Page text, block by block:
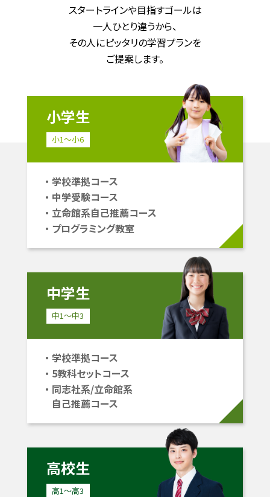
スタートラインや目指すゴールは
一人ひとり違うから、
その人にピッタリの学習プランを
ご提案します。
小学生
小1〜小6
学校準拠コース
中学受験コース
立命館系自己推薦コース
プログラミング教室
中学生
中1〜中3
学校準拠コース
5教科セットコース
同志社系/立命館系
自己推薦コース
高校生
高1〜高3